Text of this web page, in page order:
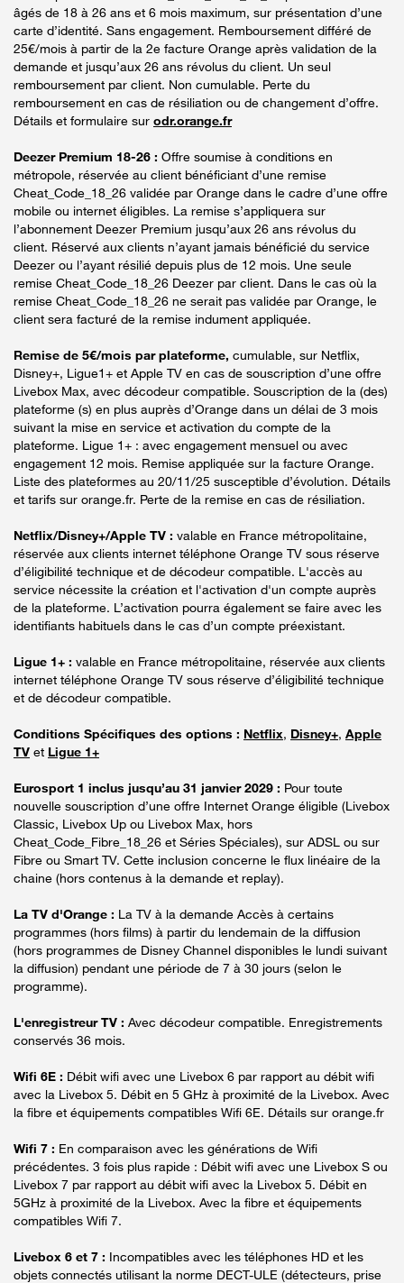
âgés de 18 à 26 ans et 6 mois maximum, sur présentation d’une
carte d’identité. Sans engagement. Remboursement différé de
25€/mois à partir de la 2e facture Orange après validation de la
demande et jusqu’aux 26 ans révolus du client. Un seul
remboursement par client. Non cumulable. Perte du
remboursement en cas de résiliation ou de changement d’offre.
Détails et formulaire sur odr.orange.fr
Deezer Premium 18-26 : Offre soumise à conditions en
métropole, réservée au client bénéficiant d’une remise
Cheat_Code_18_26 validée par Orange dans le cadre d’une offre
mobile ou internet éligibles. La remise s’appliquera sur
l’abonnement Deezer Premium jusqu’aux 26 ans révolus du
client. Réservé aux clients n’ayant jamais bénéficié du service
Deezer ou l’ayant résilié depuis plus de 12 mois. Une seule
remise Cheat_Code_18_26 Deezer par client. Dans le cas où la
remise Cheat_Code_18_26 ne serait pas validée par Orange, le
client sera facturé de la remise indument appliquée.
Remise de 5€/mois par plateforme, cumulable, sur Netflix,
Disney+, Ligue1+ et Apple TV en cas de souscription d’une offre
Livebox Max, avec décodeur compatible. Souscription de la (des)
plateforme (s) en plus auprès d’Orange dans un délai de 3 mois
suivant la mise en service et activation du compte de la
plateforme. Ligue 1+ : avec engagement mensuel ou avec
engagement 12 mois. Remise appliquée sur la facture Orange.
Liste des plateformes au 20/11/25 susceptible d’évolution. Détails
et tarifs sur orange.fr. Perte de la remise en cas de résiliation.
Netflix/Disney+/Apple TV : valable en France métropolitaine,
réservée aux clients internet téléphone Orange TV sous réserve
d’éligibilité technique et de décodeur compatible. L'accès au
service nécessite la création et l'activation d'un compte auprès
de la plateforme. L’activation pourra également se faire avec les
identifiants habituels dans le cas d’un compte préexistant.
Ligue 1+ : valable en France métropolitaine, réservée aux clients
internet téléphone Orange TV sous réserve d’éligibilité technique
et de décodeur compatible.
Conditions Spécifiques des options : Netflix, Disney+, Apple
TV et Ligue 1+
Eurosport 1 inclus jusqu’au 31 janvier 2029 : Pour toute
nouvelle souscription d’une offre Internet Orange éligible (Livebox
Classic, Livebox Up ou Livebox Max, hors
Cheat_Code_Fibre_18_26 et Séries Spéciales), sur ADSL ou sur
Fibre ou Smart TV. Cette inclusion concerne le flux linéaire de la
chaine (hors contenus à la demande et replay).
La TV d'Orange : La TV à la demande Accès à certains
programmes (hors films) à partir du lendemain de la diffusion
(hors programmes de Disney Channel disponibles le lundi suivant
la diffusion) pendant une période de 7 à 30 jours (selon le
programme).
L'enregistreur TV : Avec décodeur compatible. Enregistrements
conservés 36 mois.
Wifi 6E : Débit wifi avec une Livebox 6 par rapport au débit wifi
avec la Livebox 5. Débit en 5 GHz à proximité de la Livebox. Avec
la fibre et équipements compatibles Wifi 6E. Détails sur orange.fr
Wifi 7 : En comparaison avec les générations de Wifi
précédentes. 3 fois plus rapide : Débit wifi avec une Livebox S ou
Livebox 7 par rapport au débit wifi avec la Livebox 5. Débit en
5GHz à proximité de la Livebox. Avec la fibre et équipements
compatibles Wifi 7.
Livebox 6 et 7 : Incompatibles avec les téléphones HD et les
objets connectés utilisant la norme DECT-ULE (détecteurs, prise